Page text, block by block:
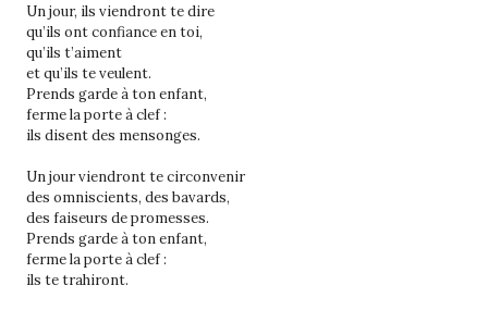
Un jour, ils viendront te dire
qu’ils ont confiance en toi,
qu’ils t’aiment
et qu’ils te veulent.
Prends garde à ton enfant,
ferme la porte à clef :
ils disent des mensonges.
Un jour viendront te circonvenir
des omniscients, des bavards,
des faiseurs de promesses.
Prends garde à ton enfant,
ferme la porte à clef :
ils te trahiront.